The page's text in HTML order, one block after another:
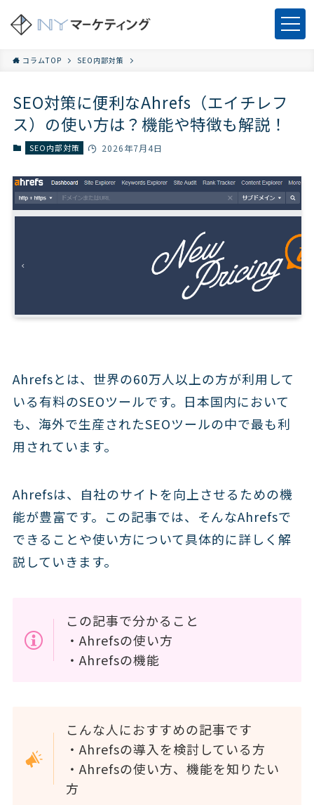
コラムTOP SEO内部対策
SEO対策に便利なAhrefs（エイチレフ
ス）の使い方は？機能や特徴も解説！
SEO内部対策 2026年7月4日
Ahrefsとは、世界の60万人以上の方が利用して
いる有料のSEOツールです。日本国内において
も、海外で生産されたSEOツールの中で最も利
用されています。
Ahrefsは、自社のサイトを向上させるための機
能が豊富です。この記事では、そんなAhrefsで
できることや使い方について具体的に詳しく解
説していきます。
この記事で分かること
・Ahrefsの使い方
・Ahrefsの機能
こんな人におすすめの記事です
・Ahrefsの導入を検討している方
・Ahrefsの使い方、機能を知りたい
方